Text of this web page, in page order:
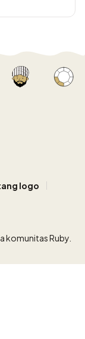
logo
komunitas Ruby.